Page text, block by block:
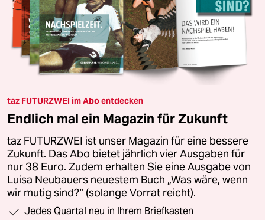
taz FUTURZWEI im Abo entdecken
Endlich mal ein Magazin für Zukunft
taz FUTURZWEI ist unser Magazin für eine bessere
Zukunft. Das Abo bietet jährlich vier Ausgaben für
nur 38 Euro. Zudem erhalten Sie eine Ausgabe von
Luisa Neubauers neuestem Buch „Was wäre, wenn
wir mutig sind?“ (solange Vorrat reicht).
Jedes Quartal neu in Ihrem Briefkasten